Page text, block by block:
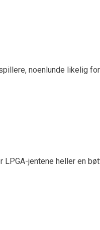
noenlunde likelig
jentene heller en